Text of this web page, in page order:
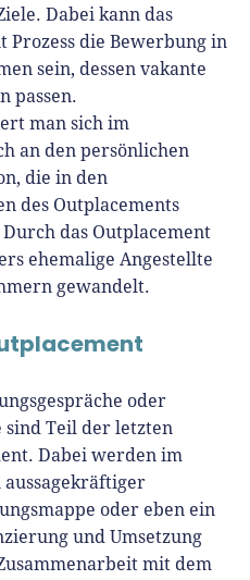
Dabei kann das
Prozess die Bewerbung in
sein, dessen vakante
passen.
man sich im
an den persönlichen
die in den
des Outplacements
das Outplacement
ehemalige Angestellte
gewandelt.
oder
Teil der letzten
Dabei werden im
aussagekräftiger
oder eben ein
und Umsetzung
mit dem